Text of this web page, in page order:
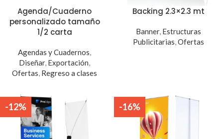
Agenda/Cuaderno
personalizado tamaño
1/2 carta
Agendas y Cuadernos,
Diseñar, Exportación,
Ofertas, Regreso a clases
Backing 2.3×2.3 mt
Banner, Estructuras
Publicitarias,Ofertas
-12% -16%